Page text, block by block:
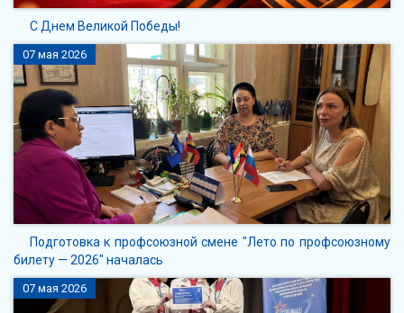
С Днем Великой Победы!
07 мая 2026
Подготовка к профсоюзной смене "Лето по профсоюзному
билету — 2026" началась
07 мая 2026